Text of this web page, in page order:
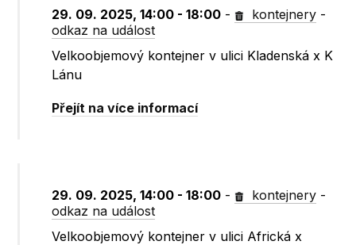
29. 09. 2025, 14:00 - 18:00 - kontejnery -
odkaz na událost
Velkoobjemový kontejner v ulici Kladenská x K
Lánu
Přejít na více informací
29. 09. 2025, 14:00 - 18:00 - kontejnery -
odkaz na událost
Velkoobjemový kontejner v ulici Africká x